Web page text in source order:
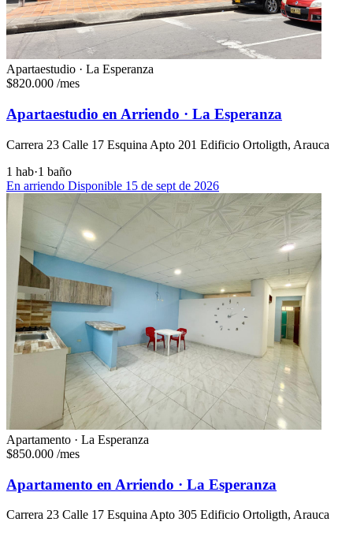
Apartaestudio · La Esperanza
$820.000 /mes
Apartaestudio en Arriendo · La Esperanza
Carrera 23 Calle 17 Esquina Apto 201 Edificio Ortoligth, Arauca
1 hab·1 baño
En arriendo Disponible 15 de sept de 2026
Apartamento · La Esperanza
$850.000 /mes
Apartamento en Arriendo · La Esperanza
Carrera 23 Calle 17 Esquina Apto 305 Edificio Ortoligth, Arauca